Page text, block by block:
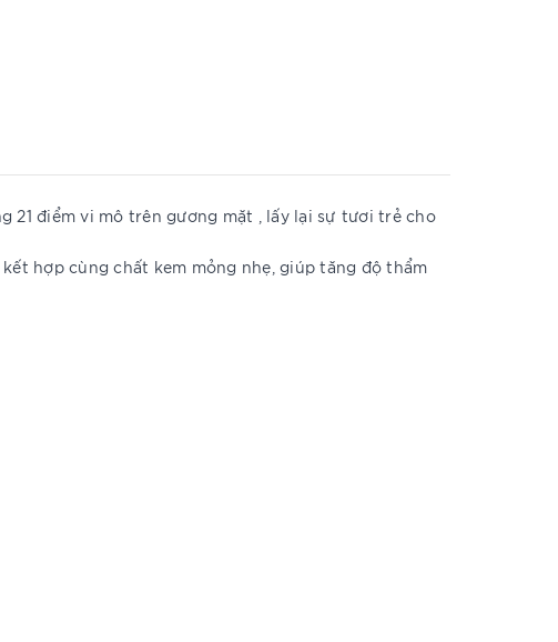
21 điểm vi mô trên gương mặt , lấy lại sự tươi trẻ cho
hợp cùng chất kem mỏng nhẹ, giúp tăng độ thẩm